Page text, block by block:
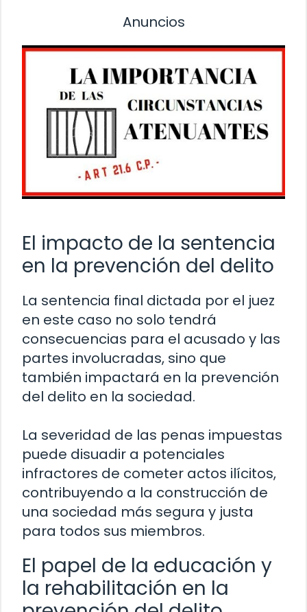
Anuncios
El impacto de la sentencia
en la prevención del delito
La sentencia final dictada por el juez
en este caso no solo tendrá
consecuencias para el acusado y las
partes involucradas, sino que
también impactará en la prevención
del delito en la sociedad.
La severidad de las penas impuestas
puede disuadir a potenciales
infractores de cometer actos ilícitos,
contribuyendo a la construcción de
una sociedad más segura y justa
para todos sus miembros.
El papel de la educación y
la rehabilitación en la